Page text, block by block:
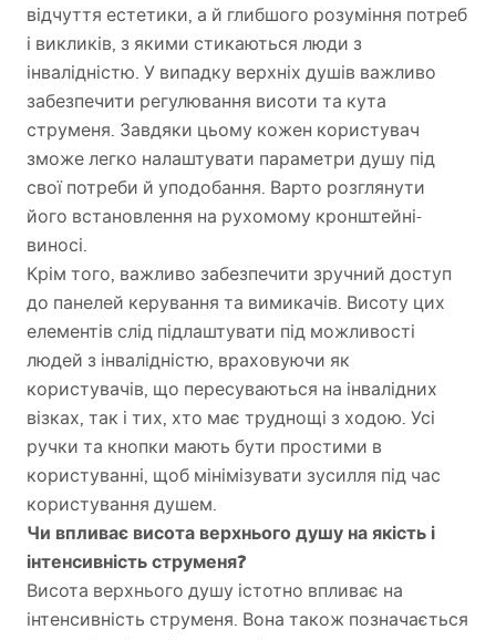
відчуття естетики, а й глибшого розуміння потреб
і викликів, з якими стикаються люди з
інвалідністю. У випадку верхніх душів важливо
забезпечити регулювання висоти та кута
струменя. Завдяки цьому кожен користувач
зможе легко налаштувати параметри душу під
свої потреби й уподобання. Варто розглянути
його встановлення на рухомому кронштейні-
виносі.
Крім того, важливо забезпечити зручний доступ
до панелей керування та вимикачів. Висоту цих
елементів слід підлаштувати під можливості
людей з інвалідністю, враховуючи як
користувачів, що пересуваються на інвалідних
візках, так і тих, хто має труднощі з ходою. Усі
ручки та кнопки мають бути простими в
користуванні, щоб мінімізувати зусилля під час
користування душем.
Чи впливає висота верхнього душу на якість і
інтенсивність струменя?
Висота верхнього душу істотно впливає на
інтенсивність струменя. Вона також позначається